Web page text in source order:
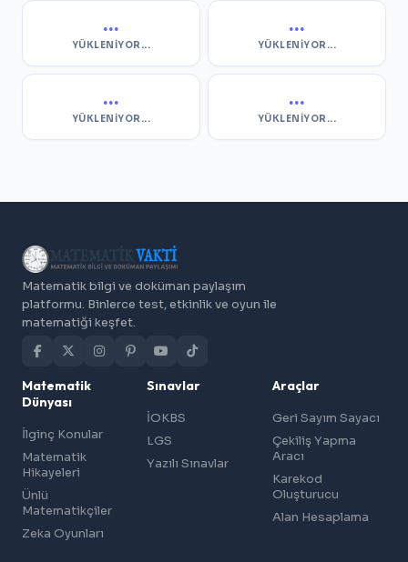
...
YÜKLENIYOR...
...
YÜKLENIYOR...
...
YÜKLENIYOR...
...
YÜKLENIYOR...
Matematik bilgi ve doküman paylaşım
platformu. Binlerce test, etkinlik ve oyun ile
matematiği keşfet.
Matematik
Dünyası
İlginç Konular
Matematik
Hikayeleri
Ünlü
Matematikçiler
Zeka Oyunları
Sınavlar
İOKBS
LGS
Yazılı Sınavlar
Araçlar
Geri Sayım Sayacı
Çekiliş Yapma
Aracı
Karekod
Oluşturucu
Alan Hesaplama